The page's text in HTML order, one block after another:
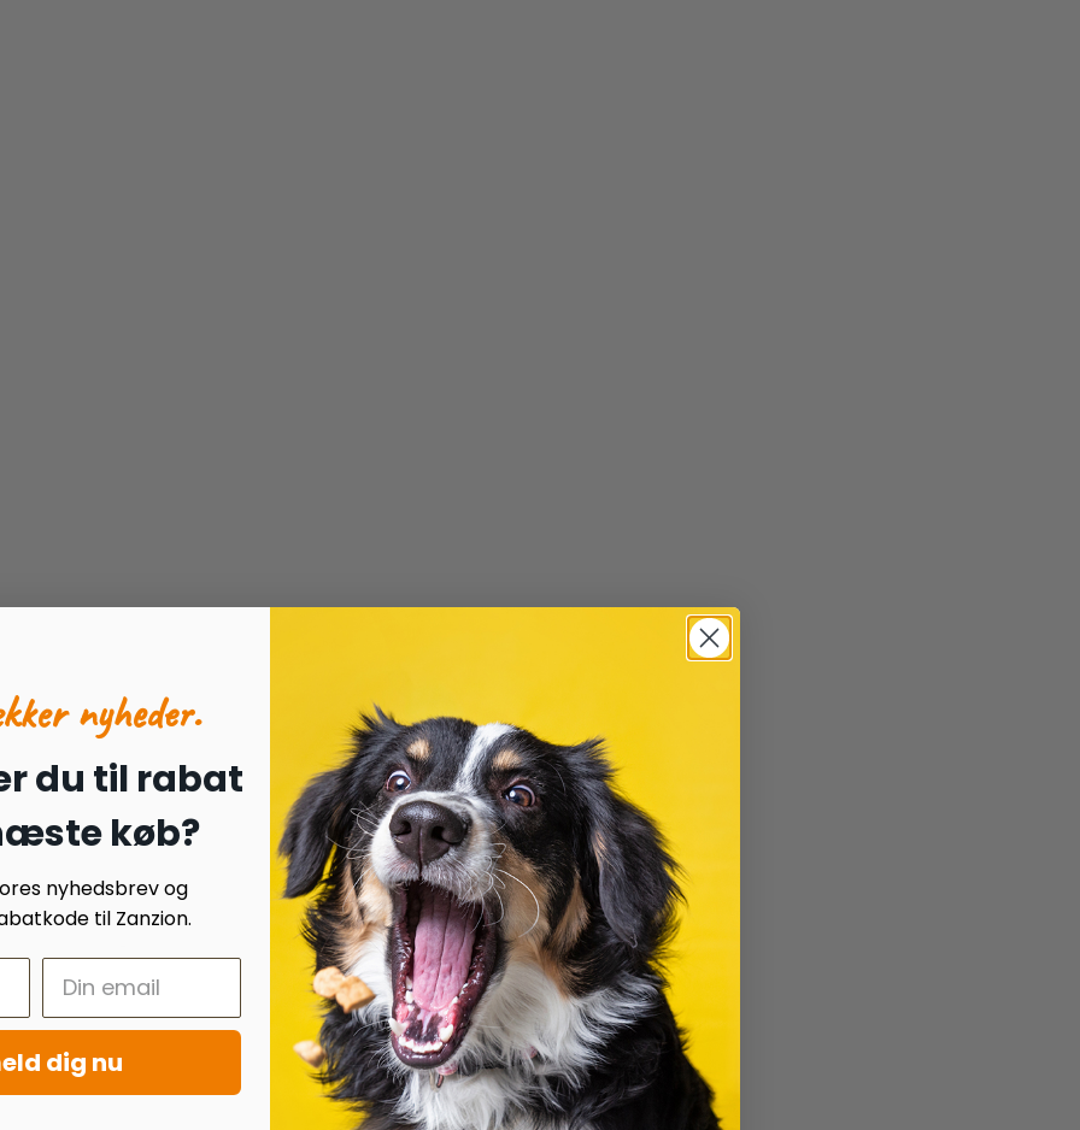
nyheder.
du til rabat
køb?
nyhedsbrev og
til Zanzion.
dig nu